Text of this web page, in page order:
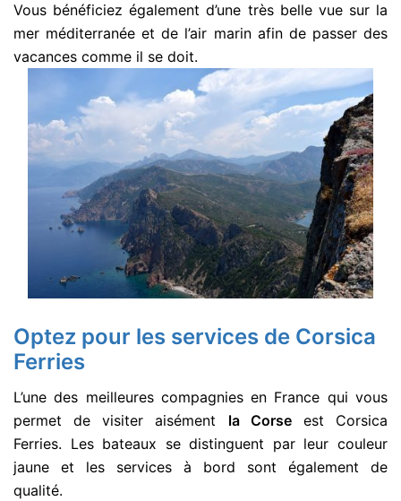
Vous bénéficiez également d’une très belle vue sur la
mer méditerranée et de l’air marin afin de passer des
vacances comme il se doit.
Optez pour les services de Corsica
Ferries
L’une des meilleures compagnies en France qui vous
permet de visiter aisément la Corseest Corsica
Ferries. Les bateaux se distinguent par leur couleur
jaune et les services à bord sont également de
qualité.